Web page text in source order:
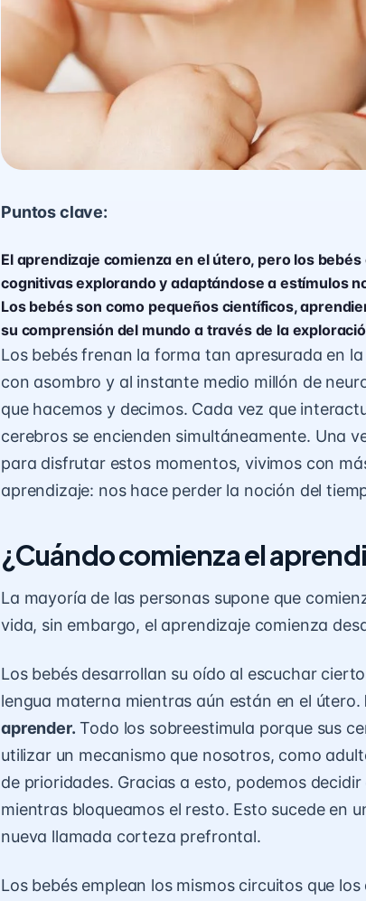
Puntos clave:
El aprendizaje comienza en el útero, pero los
cognitivas explorando y adaptándose a estímulos
Los bebés son como pequeños científicos,
su comprensión del mundo a través de la
Los bebés frenan la forma tan apresurada en
con asombro y al instante medio millón de
que hacemos y decimos. Cada vez que
cerebros se encienden simultáneamente. Una
para disfrutar estos momentos, vivimos con
aprendizaje: nos hace perder la noción del
¿Cuándo comienza el
La mayoría de las personas supone que
vida, sin embargo, el aprendizaje comienza
Los bebés desarrollan su oído al escuchar
lengua materna mientras aún están en el útero.
aprender. Todo los sobreestimula porque sus
utilizar un mecanismo que nosotros, como
de prioridades. Gracias a esto, podemos
mientras bloqueamos el resto. Esto sucede en
nueva llamada corteza prefrontal.
Los bebés emplean los mismos circuitos que